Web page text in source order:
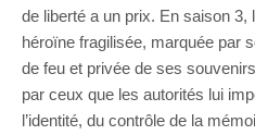
de liberté a un prix. En saison
héroïne fragilisée, marquée par
de feu et privée de ses
par ceux que les autorités lui
l’identité, du contrôle de la